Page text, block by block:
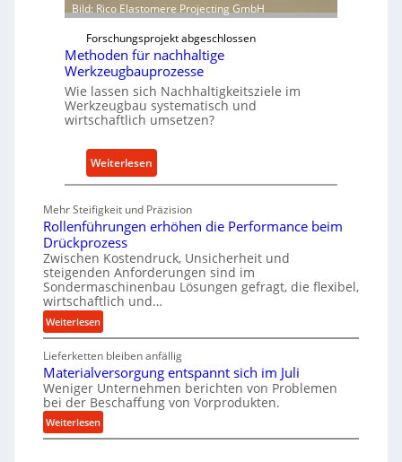
t
e
r
w
f
ü
h
r
t
A
k
a
f
v
n
I
n
u
s
t
r
e
Bild: Rico Elastomere Projecting GmbH
Forschungsprojekt abgeschlossen
Methoden für nachhaltige
Werkzeugbauprozesse
Wie lassen sich Nachhaltigkeitsziele im
Werkzeugbau systematisch und
wirtschaftlich umsetzen?
Weiterlesen:
M
t
o
d
e
ü
r
n
a
h
Mehr Steifigkeit und Präzision
Rollenführungen erhöhen die Performance beim
Drückprozess
Zwischen Kostendruck, Unsicherheit und
steigenden Anforderungen sind im
Sondermaschinenbau Lösungen gefragt, die flexibel,
wirtschaftlich und…
Weiterlesen:
R
o
l
l
e
n
f
Lieferketten bleiben anfällig
Materialversorgung entspannt sich im Juli
Weniger Unternehmen berichten von Problemen
bei der Beschaffung von Vorprodukten.
Weiterlesen:
M